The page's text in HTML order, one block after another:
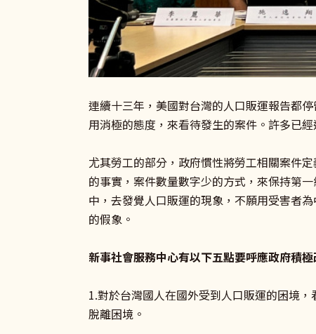
連續十三年，美國對台灣的人口販運報告都
用消極的態度，來看待發生的案件。許多已
尤其勞工的部分，政府慣性將勞工相關案件
的事實，案件數量數字少的方式，來保持第
中，去發覺人口販運的現象，不願用受害者
的假象。
新事社會服務中心有以下五點要呼應政府積
1.對於台灣國人在國外受到人口販運的困境
脫離困境。